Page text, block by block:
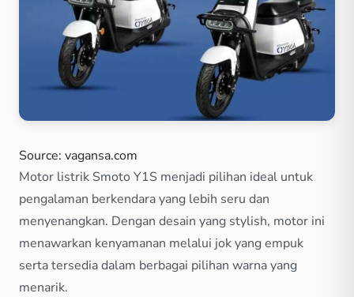
Source: vagansa.com
Motor listrik Smoto Y1S menjadi pilihan ideal untuk
pengalaman berkendara yang lebih seru dan
menyenangkan. Dengan desain yang stylish, motor ini
menawarkan kenyamanan melalui jok yang empuk
serta tersedia dalam berbagai pilihan warna yang
menarik.